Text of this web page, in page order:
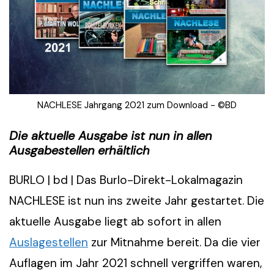
NACHLESE Jahrgang 2021 zum Download - ©BD
Die aktuelle Ausgabe ist nun in allen
Ausgabestellen erhältlich
BURLO | bd | Das Burlo-Direkt-Lokalmagazin
NACHLESE ist nun ins zweite Jahr gestartet. Die
aktuelle Ausgabe liegt ab sofort in allen
Auslagestellen zur Mitnahme bereit. Da die vier
Auflagen im Jahr 2021 schnell vergriffen waren,